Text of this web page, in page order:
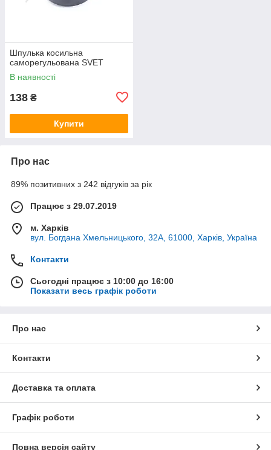
Шпулька косильна
саморегульована SVET
В наявності
138 ₴
Купити
Про нас
89% позитивних з 242 відгуків за рік
Працює з 29.07.2019
м. Харків
вул. Богдана Хмельницького, 32А, 61000, Харків, Україна
Контакти
Сьогодні працює з 10:00 до 16:00
Показати весь графік роботи
Про нас
Контакти
Доставка та оплата
Графік роботи
Повна версія сайту